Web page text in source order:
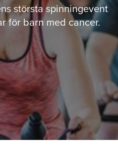
största spinningevent
för barn med cancer.